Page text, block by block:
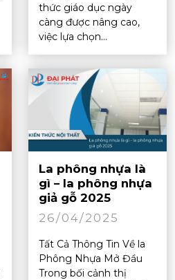
thức giáo dục ngày
càng được nâng cao,
việc lựa chọn...
La phông nhựa là
gì – la phông nhựa
giả gỗ 2025
26/04/2025
Tất Cả Thông Tin Về la
Phông Nhựa Mở Đầu
Trong bối cảnh thị